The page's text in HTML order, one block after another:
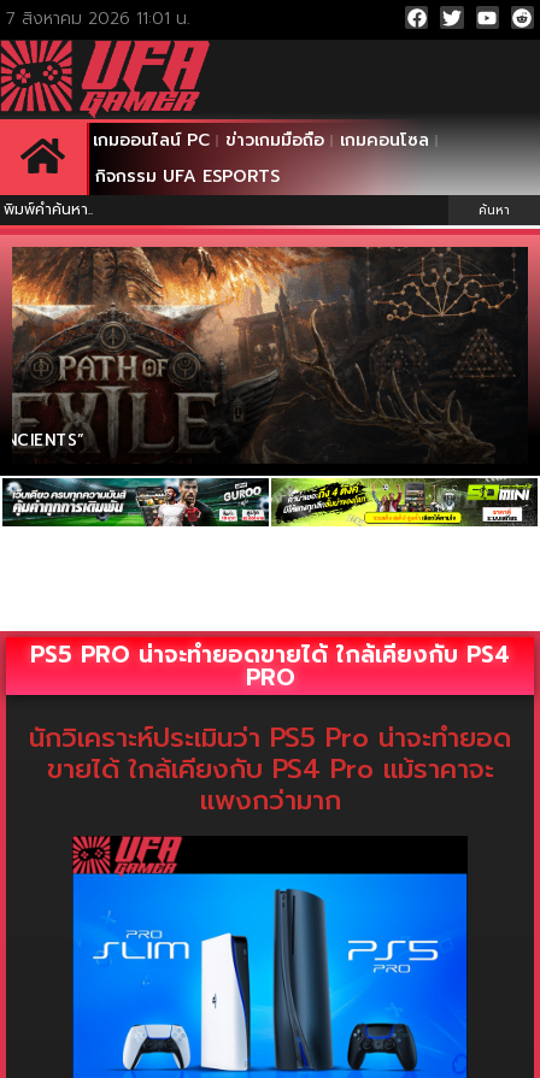
เกมออนไลน์ PC
กิจกรรม UFA ESPORTS
PRO
นักวิเคราะห์ประเมินว่า PS5 Pro น่าจะทำยอด
ขายได้ ใกล้เคียงกับ PS4 Pro แม้ราคาจะ
แพงกว่ามาก